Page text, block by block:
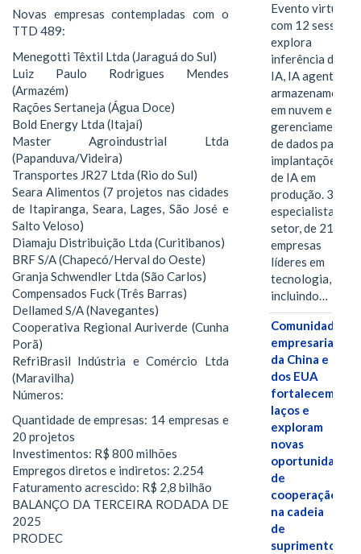
Novas empresas contempladas com o
TTD 489:
Menegotti Têxtil Ltda (Jaraguá do Sul)
Luiz Paulo Rodrigues Mendes
(Armazém)
Rações Sertaneja (Água Doce)
Bold Energy Ltda (Itajaí)
Master Agroindustrial Ltda
(Papanduva/Videira)
Transportes JR27 Ltda (Rio do Sul)
Seara Alimentos (7 projetos nas cidades
de Itapiranga, Seara, Lages, São José e
Salto Veloso)
Diamaju Distribuição Ltda (Curitibanos)
BRF S/A (Chapecó/Herval do Oeste)
Granja Schwendler Ltda (São Carlos)
Compensados Fuck (Três Barras)
Dellamed S/A (Navegantes)
Cooperativa Regional Auriverde (Cunha
Porã)
RefriBrasil Indústria e Comércio Ltda
(Maravilha)
Números:
Quantidade de empresas: 14 empresas e
20 projetos
Investimentos: R$ 800 milhões
Empregos diretos e indiretos: 2.254
Faturamento acrescido: R$ 2,8 bilhão
BALANÇO DA TERCEIRA RODADA DE
2025
PRODEC
Evento virtual
com 12 sessões
explora
inferência de
IA, IA agentiva,
armazenamento
em nuvem e
gerenciamento
de dados para
implantações
de IA em
produção. 38
especialistas do
setor, de 21
empresas
líderes em
tecnologia,
incluindo…
Comunidades
empresariais
da China e
dos EUA
fortalecem
laços e
exploram
novas
oportunidades
de
cooperação
na cadeia
de
suprimentos.